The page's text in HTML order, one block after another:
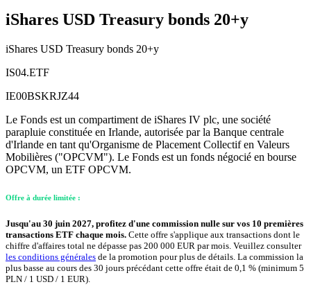
iShares USD Treasury bonds 20+y
iShares USD Treasury bonds 20+y
IS04.ETF
IE00BSKRJZ44
Le Fonds est un compartiment de iShares IV plc, une société
parapluie constituée en Irlande, autorisée par la Banque centrale
d'Irlande en tant qu'Organisme de Placement Collectif en Valeurs
Mobilières ("OPCVM"). Le Fonds est un fonds négocié en bourse
OPCVM, un ETF OPCVM.
Offre à durée limitée :
Jusqu'au 30 juin 2027, profitez d'une commission nulle sur vos 10 premières
transactions ETF chaque mois. Cette offre s'applique aux transactions dont le
chiffre d'affaires total ne dépasse pas 200 000 EUR par mois. Veuillez consulter
les conditions générales de la promotion pour plus de détails. La commission la
plus basse au cours des 30 jours précédant cette offre était de 0,1 % (minimum 5
PLN / 1 USD / 1 EUR).